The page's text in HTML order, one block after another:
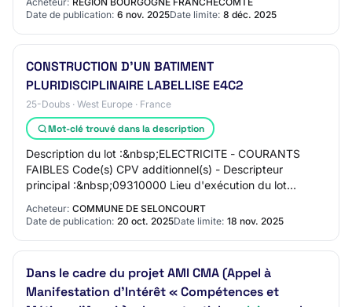
Date de publication: 6 nov. 2025Date limite: 8 déc. 2025
CONSTRUCTION D'UN BATIMENT
PLURIDISCIPLINAIRE LABELLISE E4C2
25-Doubs · West Europe · France
Mot-clé trouvé dans la description
Description du lot :&nbsp;ELECTRICITE - COURANTS
FAIBLES Code(s) CPV additionnel(s) - Descripteur
principal :&nbsp;09310000 Lieu d'exécution du lot
:&nbsp;P…
Acheteur: COMMUNE DE SELONCOURT
Date de publication: 20 oct. 2025Date limite: 18 nov. 2025
Dans le cadre du projet AMI CMA (Appel à
Manifestation d’Intérêt « Compétences et